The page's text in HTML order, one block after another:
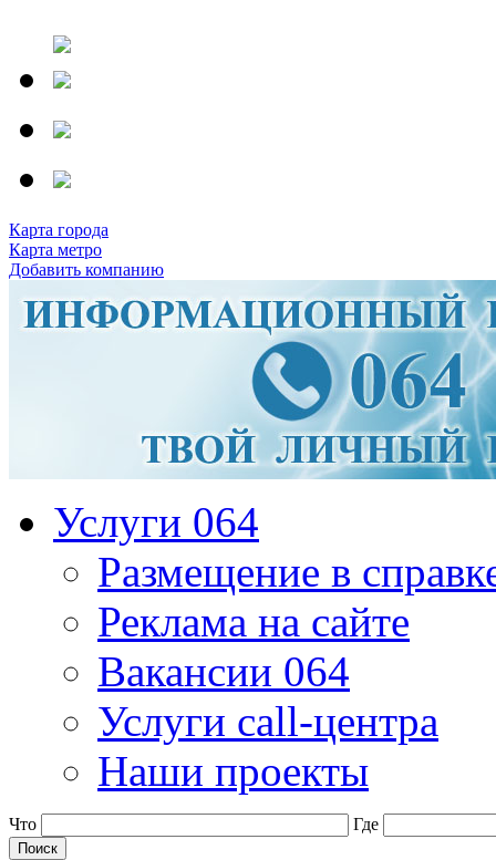
Карта города
Карта метро
Добавить компанию
Услуги 064
Размещение в
Реклама на сайте
Вакансии 064
Услуги call-центра
Наши проекты
Что Где